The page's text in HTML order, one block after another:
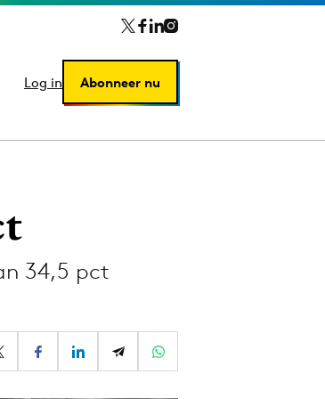
Log in Abonneer nu
Log in Abonneer nu
34,5 pct